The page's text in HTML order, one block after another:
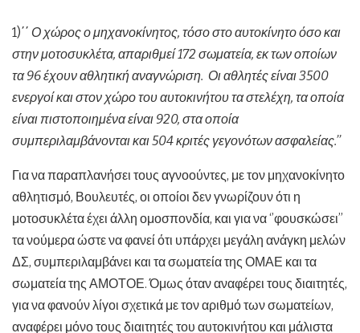
1)΄΄ Ο χώρος ο μηχανοκίνητος, τόσο στο αυτοκίνητο όσο και
στην μοτοσυκλέτα, απαριθμεί 172 σωματεία, εκ των οποίων
τα 96 έχουν αθλητική αναγνώριση. Οι αθλητές είναι 3500
ενεργοί και στον χώρο του αυτοκινήτου τα στελέχη, τα οποία
είναι πιστοποιημένα είναι 920, στα οποία
συμπεριλαμβάνονται και 504 κριτές γεγονότων ασφαλείας.’’
Για να παραπλανήσει τους αγνοούντες, με τον μηχανοκίνητο
αθλητισμό, Βουλευτές, οι οποίοι δεν γνωρίζουν ότι η
μοτοσυκλέτα έχει άλλη ομοσπονδία, και για να ‘’φουσκώσει’’
τα νούμερα ώστε να φανεί ότι υπάρχει μεγάλη ανάγκη μελών
ΔΣ, συμπεριλαμβάνει και τα σωματεία της ΟΜΑΕ και τα
σωματεία της ΑΜΟΤΟΕ. Όμως όταν αναφέρει τους διαιτητές,
για να φανούν λίγοι σχετικά με τον αριθμό των σωματείων,
αναφέρει μόνο τους διαιτητές του αυτοκινήτου και μάλιστα